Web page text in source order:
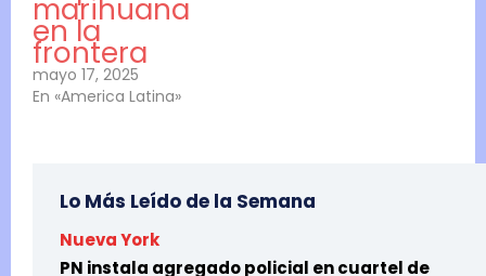
marihuana
en la
frontera
mayo 17, 2025
En «America Latina»
Lo Más Leído de la Semana
Nueva York
PN instala agregado policial en cuartel de